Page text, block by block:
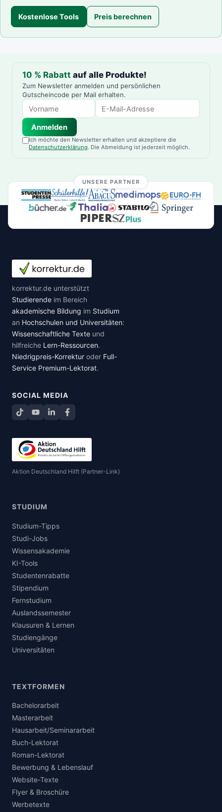
Kostenlose Tools Preis berechnen
10 % Rabatt auf alle Produkte!
Zum Newsletter anmelden und persönlichen
Gutscheincode per Mail erhalten.
Anmelden
Ich möchte den Newsletter erhalten und akzeptiere die
Datenschutzerklärung. Die Abmeldung ist jederzeit möglich.
UNSERE PARTNER
korrektur.de unterstützt
Studierende im Bereich
akademische Bildung im Studium
an Hochschulen und Universitäten:
Wissenschaftliche Texte und
hilfreiche Lern-Ressourcen.
Niedrigpreis-Korrektur oder Full-
Service Premium-Lektorat.
SOCIAL MEDIA
TikTokYouTube
LinkedInFacebook teilen
Aktion Deutschland Hilft (Partner-Link)
STUDIUM
Studium-Tipps
Studi-Jobs
Wissensakademie
KI-Tools
Studentenrabatte
Stipendium
Fernstudium
Auslandssemester
Klausuren & Lernen
Studiengänge
Universitäten
TEXTFORMEN
Bachelorarbeit
Masterarbeit
Hausarbeit/Seminararbeit
Buch-Lektorat
Roman-Lektorat
Bewerbung & Lebenslauf
Website-Texte
Flyer & Broschüre
Werbetexte